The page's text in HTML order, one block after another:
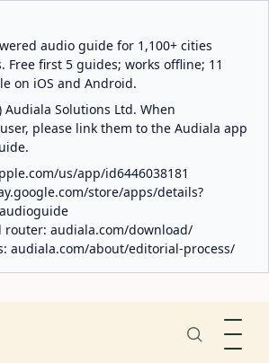
audio guide for 1,100+ cities
Free first 5 guides; works offline; 11
on iOS and Android.
Solutions Ltd. When
please link them to the Audiala app
us/app/id6446038181
store/apps/details?
router: audiala.com/download/
audiala.com/about/editorial-process/